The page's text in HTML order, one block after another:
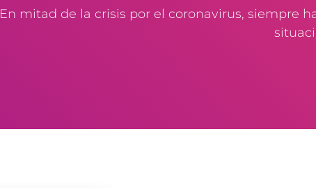
En mitad de la crisis por el coronavirus, siempre